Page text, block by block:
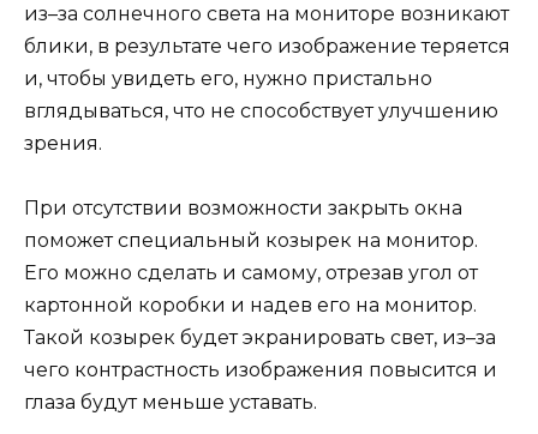
из–за солнечного света на мониторе возникают
блики, в результате чего изображение теряется
и, чтобы увидеть его, нужно пристально
вглядываться, что не способствует улучшению
зрения.
При отсутствии возможности закрыть окна
поможет специальный козырек на монитор.
Его можно сделать и самому, отрезав угол от
картонной коробки и надев его на монитор.
Такой козырек будет экранировать свет, из–за
чего контрастность изображения повысится и
глаза будут меньше уставать.